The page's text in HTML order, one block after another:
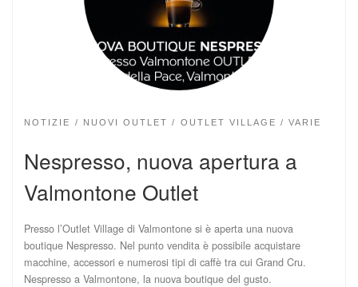
NOTIZIE NUOVI OUTLET OUTLET VILLAGE VARIE
Nespresso, nuova apertura a
Valmontone Outlet
Presso l’Outlet Village di Valmontone si è aperta una nuova
boutique Nespresso. Nel punto vendita è possibile acquistare
macchine, accessori e numerosi tipi di caffè tra cui Grand Cru.
Nespresso a Valmontone, la nuova boutique del gusto.